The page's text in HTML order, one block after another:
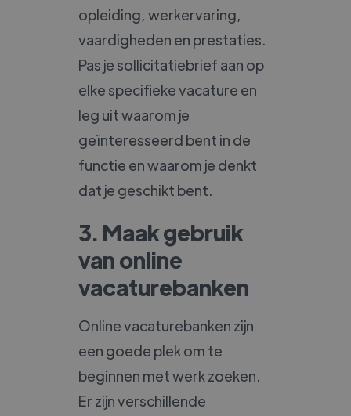
opleiding, werkervaring,
vaardigheden en prestaties.
Pas je sollicitatiebrief aan op
elke specifieke vacature en
leg uit waarom je
geïnteresseerd bent in de
functie en waarom je denkt
dat je geschikt bent.
3. Maak gebruik
van online
vacaturebanken
Online vacaturebanken zijn
een goede plek om te
beginnen met werk zoeken.
Er zijn verschillende